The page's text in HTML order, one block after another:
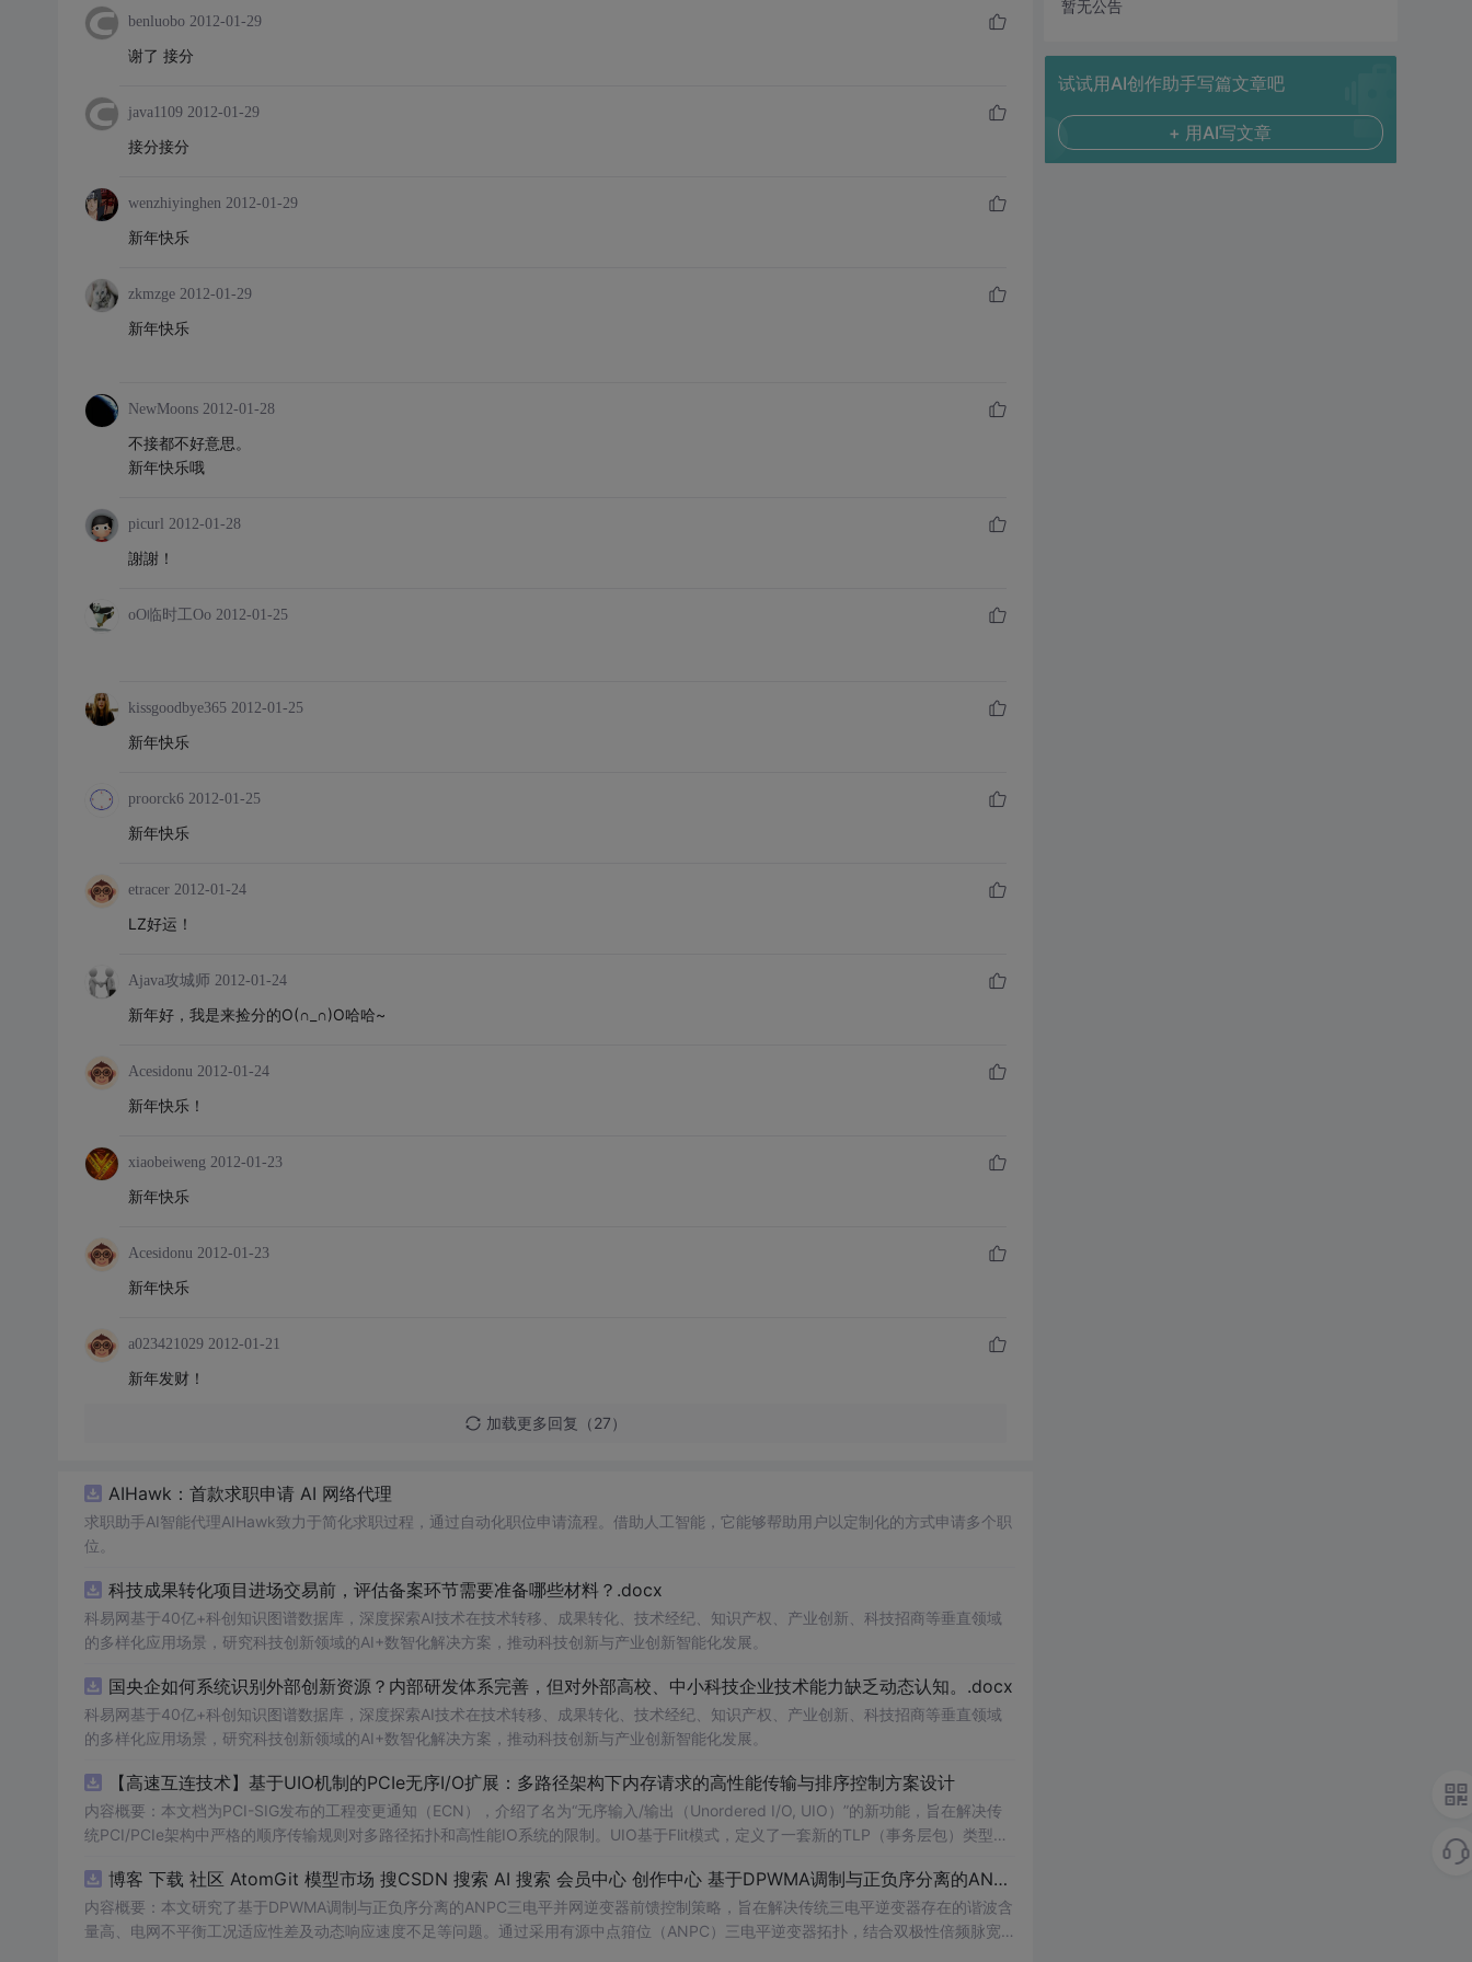
benluobo 2012-01-29
谢了 接分
java1109 2012-01-29
接分接分
wenzhiyinghen 2012-01-29
新年快乐
zkmzge 2012-01-29
新年快乐
NewMoons 2012-01-28
不接都不好意思。
新年快乐哦
picurl 2012-01-28
謝謝！
oO临时工Oo 2012-01-25
kissgoodbye365 2012-01-25
新年快乐
proorck6 2012-01-25
新年快乐
etracer 2012-01-24
LZ好运！
Ajava攻城师 2012-01-24
新年好，我是来捡分的O(∩_∩)O哈哈~
Acesidonu 2012-01-24
新年快乐！
xiaobeiweng 2012-01-23
新年快乐
Acesidonu 2012-01-23
新年快乐
a023421029 2012-01-21
新年发财！
加载更多回复（27）
AIHawk：首款求职申请 AI 网络代理
求职助手AI智能代理AIHawk致力于简化求职过程，通过自动化职位申请流程。借助人工智能，它能够帮助用户以定制化的方式申请多个职
位。
科技成果转化项目进场交易前，评估备案环节需要准备哪些材料？.docx
科易网基于40亿+科创知识图谱数据库，深度探索AI技术在技术转移、成果转化、技术经纪、知识产权、产业创新、科技招商等垂直领域
的多样化应用场景，研究科技创新领域的AI+数智化解决方案，推动科技创新与产业创新智能化发展。
国央企如何系统识别外部创新资源？内部研发体系完善，但对外部高校、中小科技企业技术能力缺乏动态认知。.docx
科易网基于40亿+科创知识图谱数据库，深度探索AI技术在技术转移、成果转化、技术经纪、知识产权、产业创新、科技招商等垂直领域
的多样化应用场景，研究科技创新领域的AI+数智化解决方案，推动科技创新与产业创新智能化发展。
【高速互连技术】基于UIO机制的PCIe无序I/O扩展：多路径架构下内存请求的高性能传输与排序控制方案设计
内容概要：本文档为PCI-SIG发布的工程变更通知（ECN），介绍了名为“无序输入/输出（Unordered I/O, UIO）”的新功能，旨在解决传
统PCI/PCIe架构中严格的顺序传输规则对多路径拓扑和高性能IO系统的限制。UIO基于Flit模式，定义了一套新的TLP（事务层包）类型和
O
博客 下载 社区 AtomGit 模型市场 搜CSDN 搜索 AI 搜索 会员中心 创作中心 基于DPWMA调制与正负序分离的ANPC三电平并网逆变器前馈控制策略研究（Simulink仿真实现）
内容概要：本文研究了基于DPWMA调制与正负序分离的ANPC三电平并网逆变器前馈控制策略，旨在解决传统三电平逆变器存在的谐波含
量高、电网不平衡工况适应性差及动态响应速度不足等问题。通过采用有源中点箝位（ANPC）三电平逆变器拓扑，结合双极性倍频脉宽
暂无公告
试试用AI创作助手写篇文章吧
+ 用AI写文章